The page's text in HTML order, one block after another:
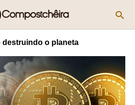
o planeta